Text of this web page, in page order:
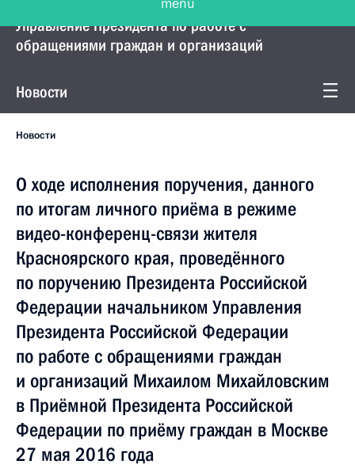
Управление Президента по работе с
обращениями граждан и организаций
Новости
Новости
О ходе исполнения поручения, данного
по итогам личного приёма в режиме
видео-конференц-связи жителя
Красноярского края, проведённого
по поручению Президента Российской
Федерации начальником Управления
Президента Российской Федерации
по работе с обращениями граждан
и организаций Михаилом Михайловским
в Приёмной Президента Российской
Федерации по приёму граждан в Москве
27 мая 2016 года